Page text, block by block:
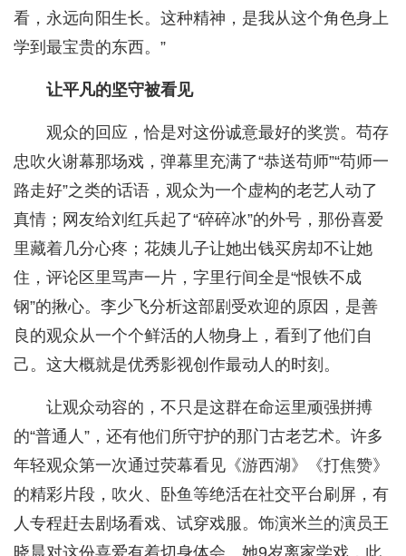
看，永远向阳生长。这种精神，是我从这个角色身上
学到最宝贵的东西。”
让平凡的坚守被看见
观众的回应，恰是对这份诚意最好的奖赏。苟存
忠吹火谢幕那场戏，弹幕里充满了“恭送苟师”“苟师一
路走好”之类的话语，观众为一个虚构的老艺人动了
真情；网友给刘红兵起了“碎碎冰”的外号，那份喜爱
里藏着几分心疼；花姨儿子让她出钱买房却不让她
住，评论区里骂声一片，字里行间全是“恨铁不成
钢”的揪心。李少飞分析这部剧受欢迎的原因，是善
良的观众从一个个鲜活的人物身上，看到了他们自
己。这大概就是优秀影视创作最动人的时刻。
让观众动容的，不只是这群在命运里顽强拼搏
的“普通人”，还有他们所守护的那门古老艺术。许多
年轻观众第一次通过荧幕看见《游西湖》《打焦赞》
的精彩片段，吹火、卧鱼等绝活在社交平台刷屏，有
人专程赶去剧场看戏、试穿戏服。饰演米兰的演员王